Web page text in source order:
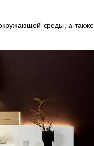
среды, а также